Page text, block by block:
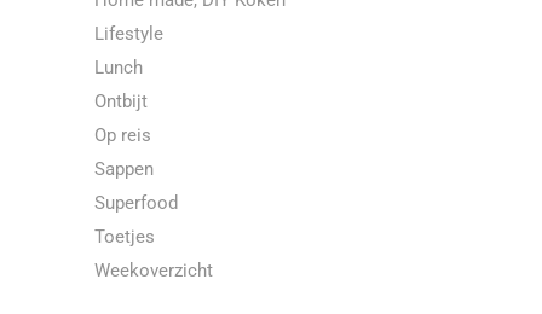
Lifestyle
Lunch
Ontbijt
Op reis
Sappen
Superfood
Toetjes
Weekoverzicht